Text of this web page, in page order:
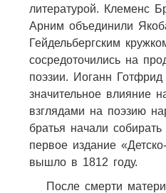
литературой. Клеменс
Арним объединили
Гейдельбергским
сосредоточились на
поэзии. Иоганн
значительное влияние
взглядами на поэзию
братья начали
первое издание
вышло в 1812 году.
После смерти